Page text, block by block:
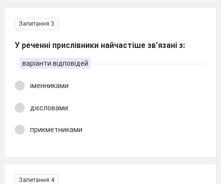
Запитання 3
У реченні прислівники найчастіше зв’язані з:
варіанти відповідей
іменниками
дієсловами
прикметниками
Запитання 4